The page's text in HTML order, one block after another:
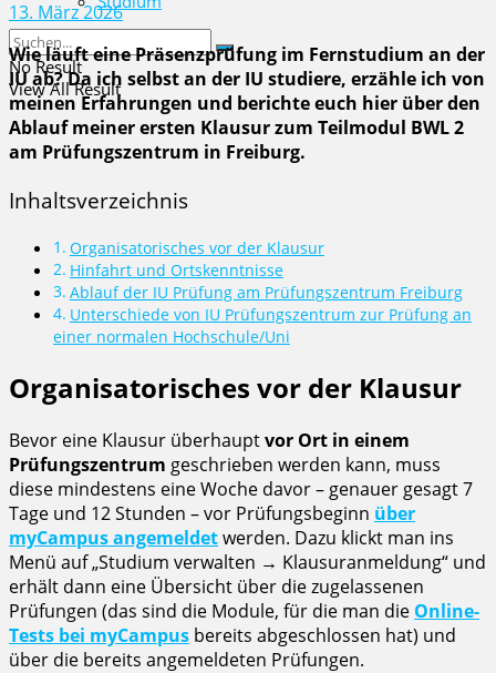
No Result
View All Result
13. März 2026
Wie läuft eine Präsenzprüfung im Fernstudium an der
IU ab? Da ich selbst an der IU studiere, erzähle ich von
meinen Erfahrungen und berichte euch hier über den
Ablauf meiner ersten Klausur zum Teilmodul BWL 2
am Prüfungszentrum in Freiburg.
Inhaltsverzeichnis
Organisatorisches vor der Klausur
Hinfahrt und Ortskenntnisse
Ablauf der IU Prüfung am Prüfungszentrum Freiburg
Unterschiede von IU Prüfungszentrum zur Prüfung an
einer normalen Hochschule/Uni
Organisatorisches vor der Klausur
Bevor eine Klausur überhauptvor Ort in einem
Prüfungszentrum geschrieben werden kann, muss
diese mindestens eine Woche davor – genauer gesagt 7
Tage und 12 Stunden – vor Prüfungsbeginn über
myCampus angemeldetwerden. Dazu klickt man ins
Menü auf „Studium verwalten → Klausuranmeldung“ und
erhält dann eine Übersicht über die zugelassenen
Prüfungen (das sind die Module, für die man die Online-
Tests bei myCampus bereits abgeschlossen hat) und
über die bereits angemeldeten Prüfungen.